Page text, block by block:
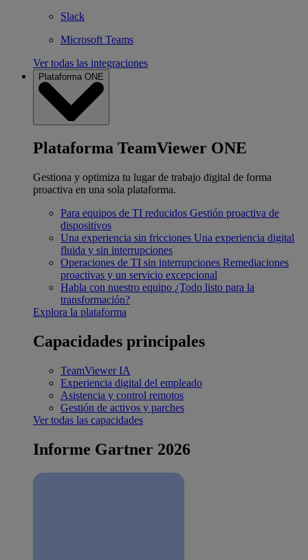
Slack
Microsoft Teams
Ver todas las integraciones
Plataforma ONE
Plataforma TeamViewer ONE
Gestiona y optimiza tu lugar de trabajo digital de forma
proactiva en una sola plataforma.
Para equipos de TI reducidos Gestión proactiva de
dispositivos
Una experiencia sin fricciones Una experiencia digital
fluida y sin interrupciones
Operaciones de TI sin interrupciones Remediaciones
proactivas y un servicio excepcional
Habla con nuestro equipo ¿Todo listo para la
transformación?
Explora la plataforma
Capacidades principales
TeamViewer IA
Experiencia digital del empleado
Asistencia y control remotos
Gestión de activos y parches
Ver todas las capacidades
Informe Gartner 2026